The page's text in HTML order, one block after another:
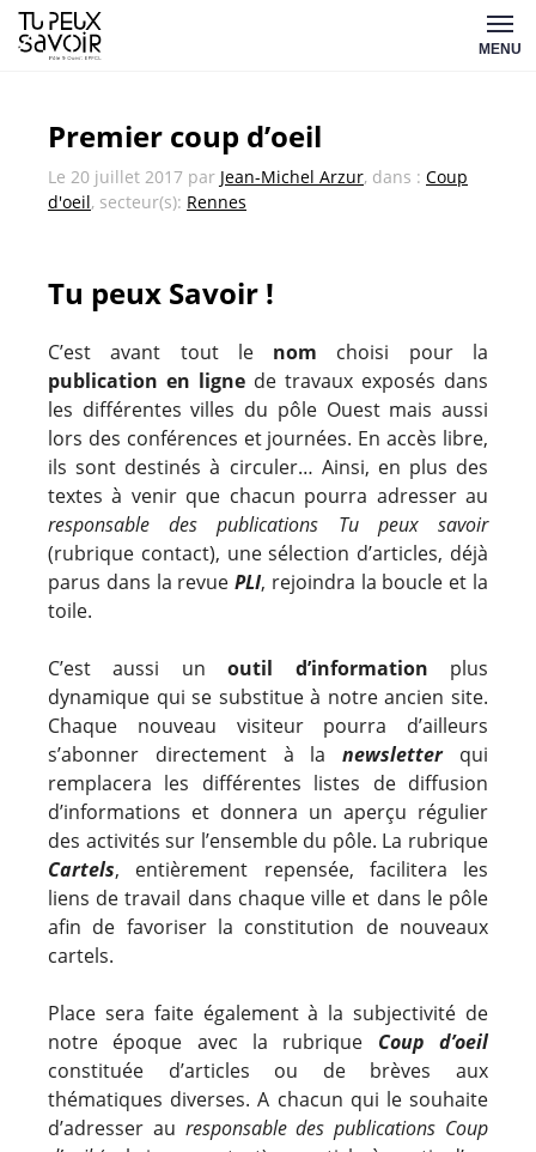
Aller
au
MENU
Premier coup d’oeil
Le 20 juillet 2017 par Jean-Michel Arzur, dans : Coup
d'oeil, secteur(s): Rennes
Tu peux Savoir !
C’est avant tout le nom choisi pour la
publication en ligne de travaux exposés dans
les différentes villes du pôle Ouest mais aussi
lors des conférences et journées. En accès libre,
ils sont destinés à circuler… Ainsi, en plus des
textes à venir que chacun pourra adresser au
responsable des publications Tu peux savoir
(rubrique contact), une sélection d’articles, déjà
parus dans la revuePLI, rejoindra la boucle et la
toile.
C’est aussi un outil d’information plus
dynamique qui se substitue à notre ancien site.
Chaque nouveau visiteur pourra d’ailleurs
s’abonner directement à lanewsletter
qui
remplacera les différentes listes de diffusion
d’informations et donnera un aperçu régulier
des activités sur l’ensemble du pôle. La rubrique
Cartels, entièrement repensée, facilitera les
liens de travail dans chaque ville et dans le pôle
afin de favoriser la constitution de nouveaux
cartels.
Place sera faite également à la subjectivité de
notre époque avec la rubrique Coup d’oeil
constituée d’articles ou de brèves aux
thématiques diverses. A chacun qui le souhaite
d’adresser au responsable des publications Coup